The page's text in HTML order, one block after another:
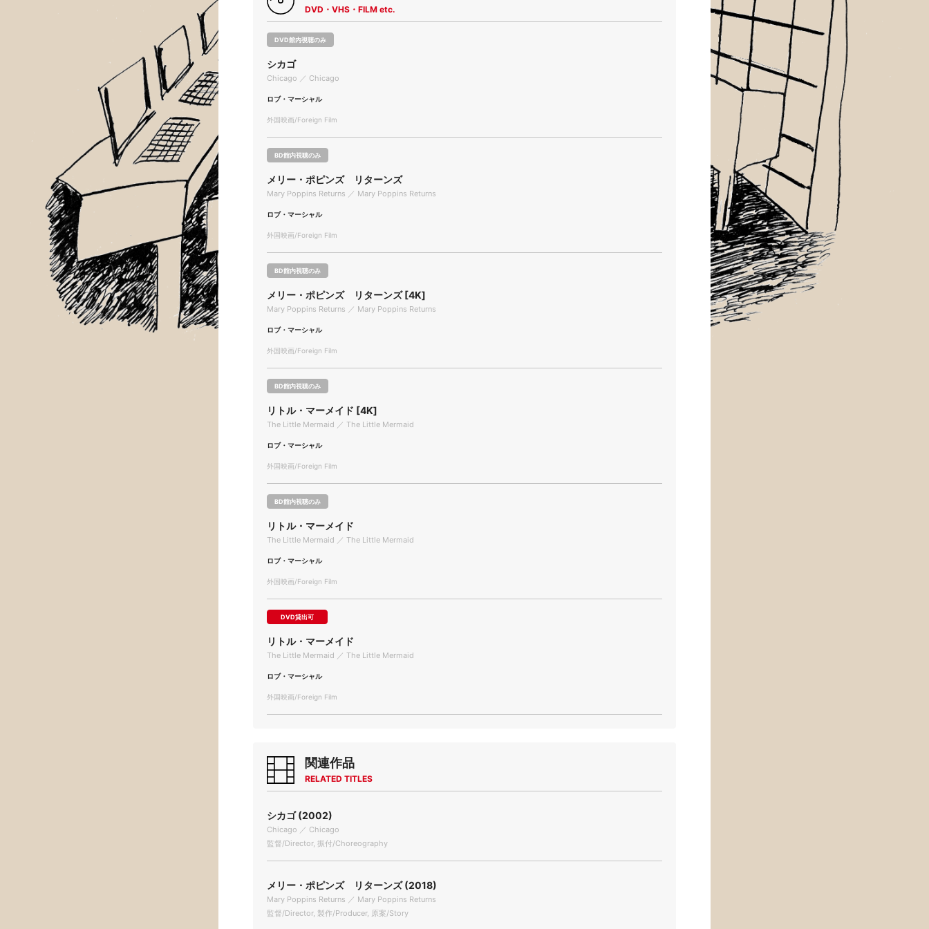
DVD・VHS・FILM etc.
DVD館内視聴のみ
シカゴ
Chicago ／ Chicago
ロブ・マーシャル
外国映画/Foreign Film
BD館内視聴のみ
メリー・ポピンズ リターンズ
Mary Poppins Returns ／ Mary Poppins Returns
ロブ・マーシャル
外国映画/Foreign Film
BD館内視聴のみ
メリー・ポピンズ リターンズ [4K]
Mary Poppins Returns ／ Mary Poppins Returns
ロブ・マーシャル
外国映画/Foreign Film
BD館内視聴のみ
リトル・マーメイド [4K]
The Little Mermaid ／ The Little Mermaid
ロブ・マーシャル
外国映画/Foreign Film
BD館内視聴のみ
リトル・マーメイド
The Little Mermaid ／ The Little Mermaid
ロブ・マーシャル
外国映画/Foreign Film
DVD貸出可
リトル・マーメイド
The Little Mermaid ／ The Little Mermaid
ロブ・マーシャル
外国映画/Foreign Film
関連作品
RELATED TITLES
シカゴ (2002)
Chicago ／ Chicago
監督/Director, 振付/Choreography
メリー・ポピンズ リターンズ (2018)
Mary Poppins Returns ／ Mary Poppins Returns
監督/Director, 製作/Producer, 原案/Story